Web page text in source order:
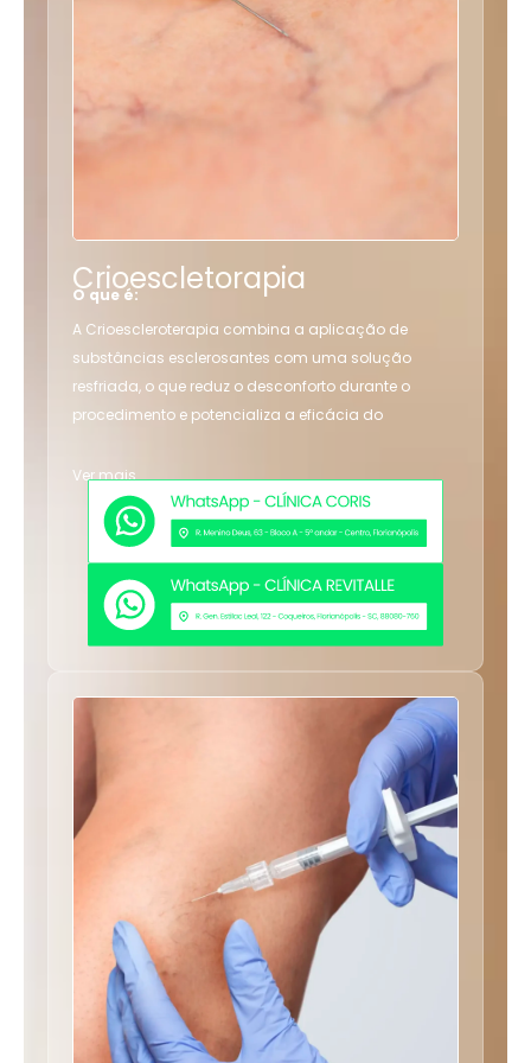
Crioescletorapia
O que é:
A Crioescleroterapia combina a aplicação de
substâncias esclerosantes com uma solução
resfriada, o que reduz o desconforto durante o
procedimento e potencializa a eficácia do
eficiente para eliminação de vasinhos.
Indicação:
Indicada para vasos finos e superficiais,
especialmente em pacientes que sentem
desconforto em outros tipos de escleroterapia.
Também é ideal para sessões múltiplas de
A recuperação é rápida, permitindo atividades
normais logo após a sessão. Pequenas marcas ou
hematomas podem surgir, mas se resolvem em
poucos dias.
Ver mais